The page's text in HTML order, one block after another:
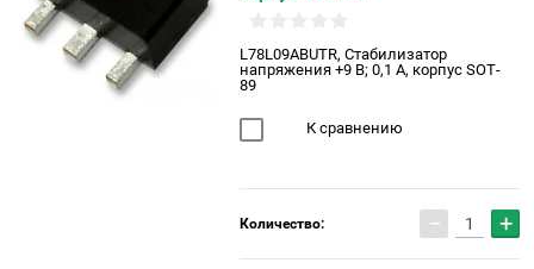
L78L09ABUTR, Cтабилизатор
напряжения +9 В; 0,1 А, корпус SOT-
89
К сравнению
Количество: − +